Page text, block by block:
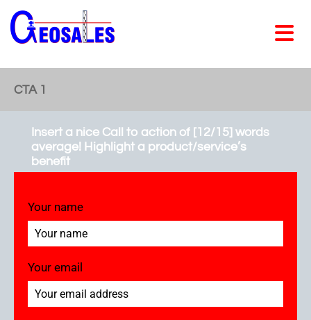
CTA 1
Insert a nice Call to action of [12/15] words
average! Highlight a product/service’s
benefit
Your name
Your email